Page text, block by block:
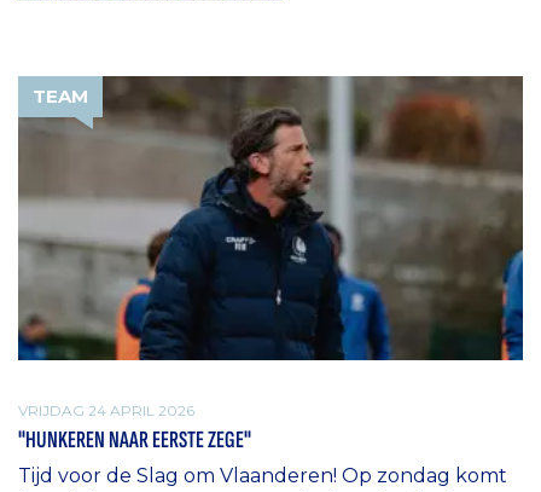
TEAM
VRIJDAG 24 APRIL 2026
"HUNKEREN NAAR EERSTE ZEGE"
Tijd voor de Slag om Vlaanderen! Op zondag komt